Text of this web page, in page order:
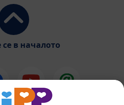
се в началото